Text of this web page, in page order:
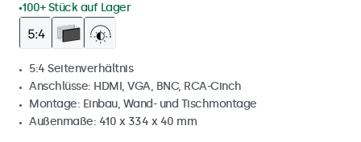
100+ Stück auf Lager
5:4 Seitenverhältnis
Anschlüsse: HDMI, VGA, BNC, RCA-Cinch
Montage: Einbau, Wand- und Tischmontage
Außenmaße: 410 x 334 x 40 mm